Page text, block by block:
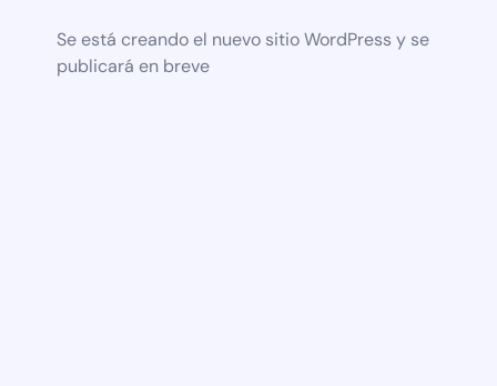
Se está creando el nuevo sitio WordPress y se
publicará en breve